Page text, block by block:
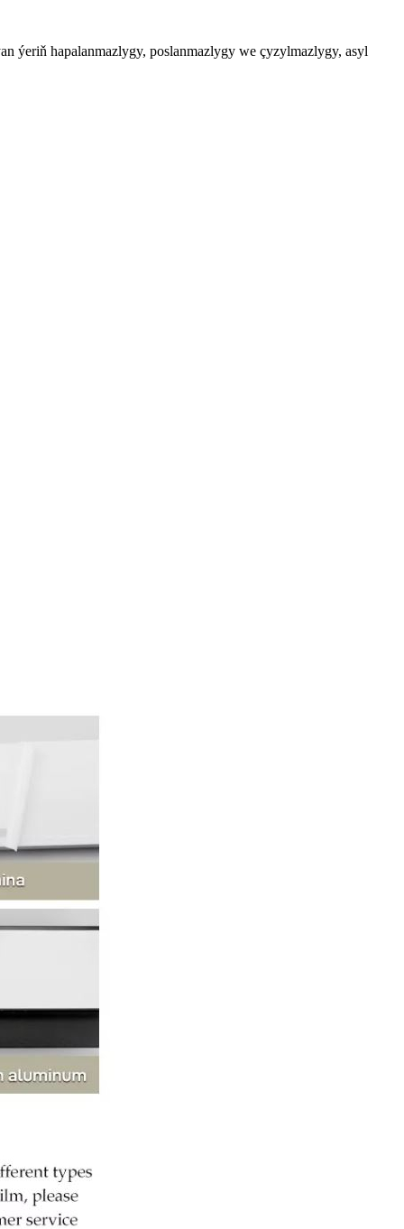
ýeriň hapalanmazlygy, poslanmazlygy we çyzylmazlygy, asyl